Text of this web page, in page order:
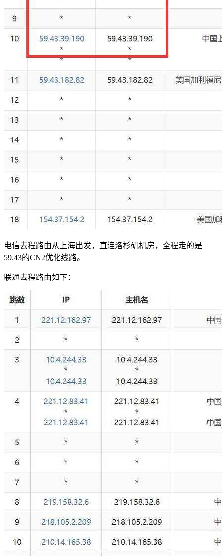
电信去程路由从上海出发，直连洛杉矶机房，全程走的是
59.43的CN2优化线路。
联通去程路由如下：